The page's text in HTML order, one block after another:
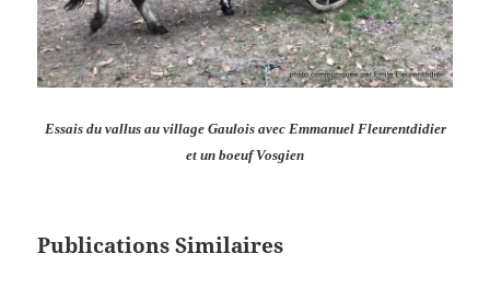
Essais du vallus au village Gaulois avec Emmanuel Fleurentdidier
et un boeuf Vosgien
Publications Similaires